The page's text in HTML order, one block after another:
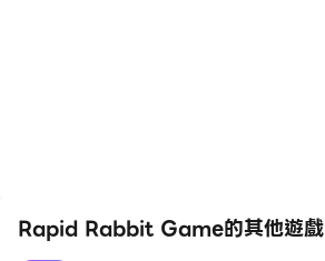
Rapid Rabbit Game的其他遊戲